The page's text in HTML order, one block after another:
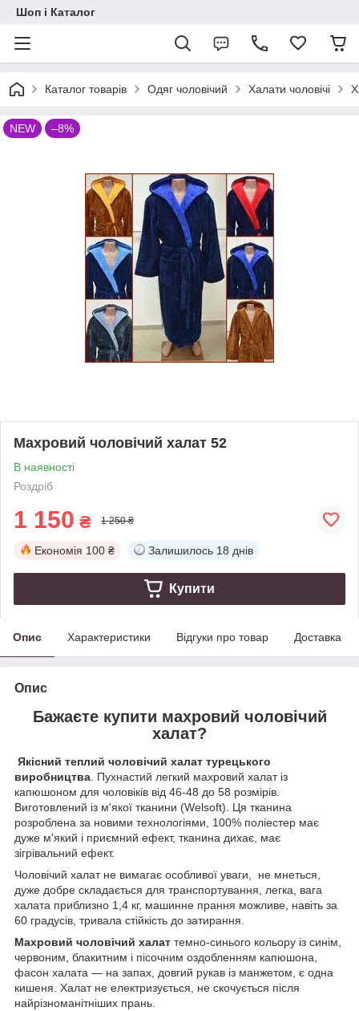
Шоп і Каталог
Каталог товарів Одяг чоловічий Халати чоловічі
NEW –8%
Махровий чоловічий халат 52
В наявності
Роздріб
1 150 ₴ 1 250 ₴
Економія 100 ₴ Залишилось 18 днів
Купити
Опис Характеристики Відгуки про товар Доставка
Опис
Бажаєте купити махровий чоловічий
халат?
Якісний теплий чоловічий халат турецького
виробництва. Пухнастий легкий махровий халат із
капюшоном для чоловіків від 46-48 до 58 розмірів.
Виготовлений із м'якої тканини (Welsoft). Ця тканина
розроблена за новими технологіями, 100% поліестер має
дуже м'який і приємний ефект, тканина дихає, має
зігрівальний ефект.
Чоловічий халат не вимагає особливої уваги, не мнеться,
дуже добре складається для транспортування, легка, вага
халата приблизно 1,4 кг, машинне прання можливе, навіть за
60 градусів, тривала стійкість до затирання.
Махровий чоловічий халат темно-синього кольору із синім,
червоним, блакитним і пісочним оздобленням капюшона,
фасон халата — на запах, довгий рукав із манжетом, є одна
кишеня. Халат не електризується, не скочується після
найрізноманітніших прань.